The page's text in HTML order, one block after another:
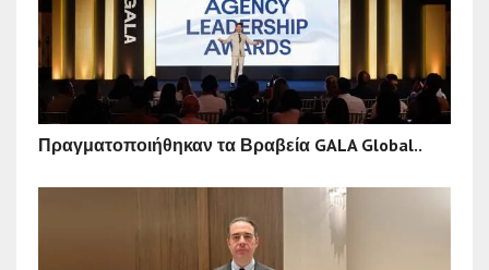
Πραγματοποιήθηκαν τα Βραβεία GALA Global..